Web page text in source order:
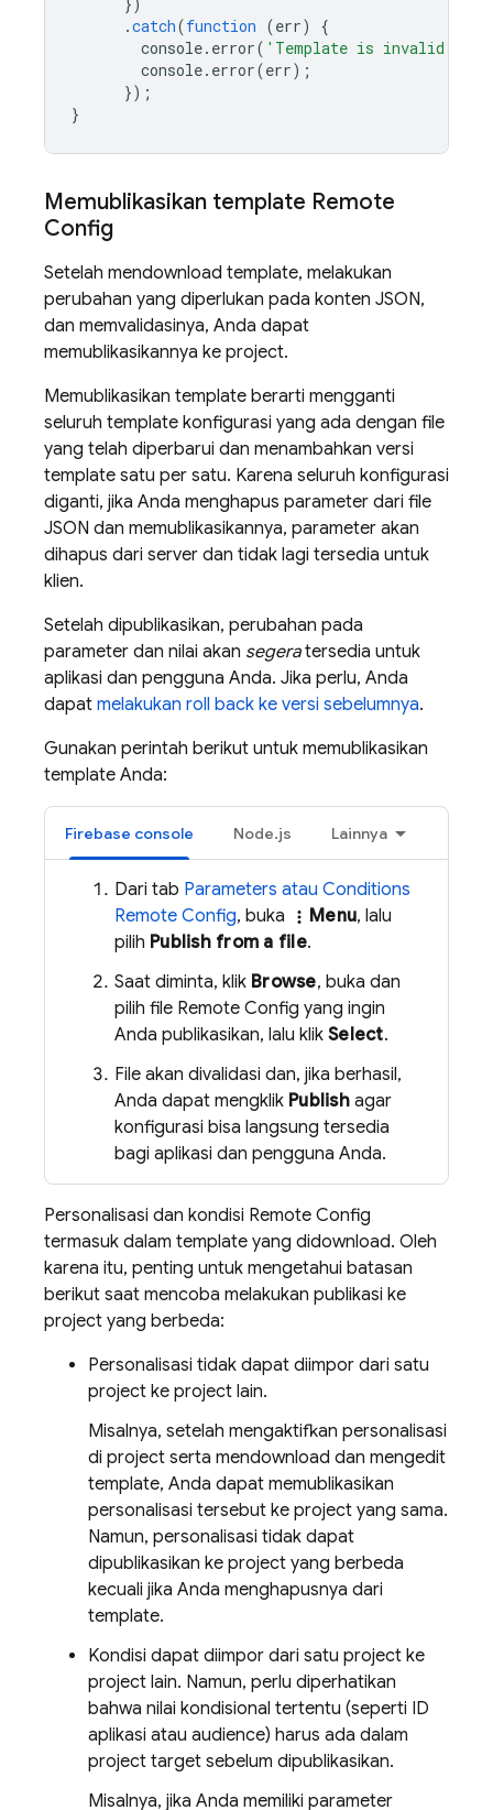
.catch(function (err)
{
console. error( 'Template is invalid and
console. error(err);
});
}
Memublikasikan template Remote
Config
Setelah mendownload template, melakukan
perubahan yang diperlukan pada konten JSON,
dan memvalidasinya, Anda dapat
memublikasikannya ke project.
Memublikasikan template berarti mengganti
seluruh template konfigurasi yang ada dengan file
yang telah diperbarui dan menambahkan versi
template satu per satu. Karena seluruh konfigurasi
diganti, jika Anda menghapus parameter dari file
JSON dan memublikasikannya, parameter akan
dihapus dari server dan tidak lagi tersedia untuk
klien.
Setelah dipublikasikan, perubahan pada
parameter dan nilai akan segeratersedia untuk
aplikasi dan pengguna Anda. Jika perlu, Anda
dapat melakukan roll back ke versi sebelumnya.
Gunakan perintah berikut untuk memublikasikan
template Anda:
Firebase console Node.js Lainnya
Dari tab Parameters atau Conditions
Remote Config, buka more_vert Menu, lalu
pilih Publish from a file.
Saat diminta, klik Browse, buka dan
pilih file Remote Config yang ingin
Anda publikasikan, lalu klik Select.
File akan divalidasi dan, jika berhasil,
Anda dapat mengklik Publishagar
konfigurasi bisa langsung tersedia
bagi aplikasi dan pengguna Anda.
Personalisasi dan kondisi Remote Config
termasuk dalam template yang didownload. Oleh
karena itu, penting untuk mengetahui batasan
berikut saat mencoba melakukan publikasi ke
project yang berbeda:
Personalisasi tidak dapat diimpor dari satu
project ke project lain.
Misalnya, setelah mengaktifkan personalisasi
di project serta mendownload dan mengedit
template, Anda dapat memublikasikan
personalisasi tersebut ke project yang sama.
Namun, personalisasi tidak dapat
dipublikasikan ke project yang berbeda
kecuali jika Anda menghapusnya dari
template.
Kondisi dapat diimpor dari satu project ke
project lain. Namun, perlu diperhatikan
bahwa nilai kondisional tertentu (seperti ID
aplikasi atau audience) harus ada dalam
project target sebelum dipublikasikan.
Misalnya, jika Anda memiliki parameter